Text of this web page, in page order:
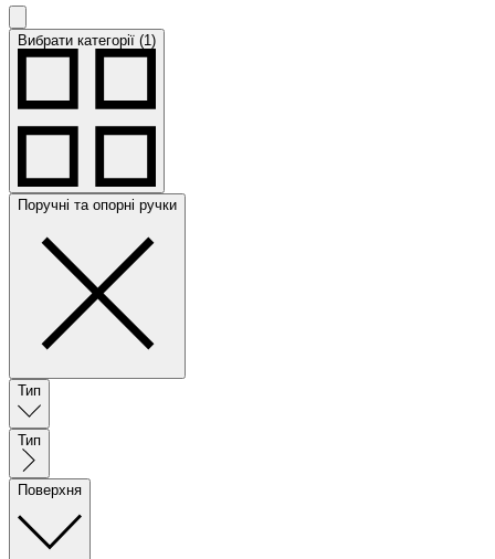
Вибрати категорії (1)
Поручні та опорні ручки
Тип
Тип
Поверхня